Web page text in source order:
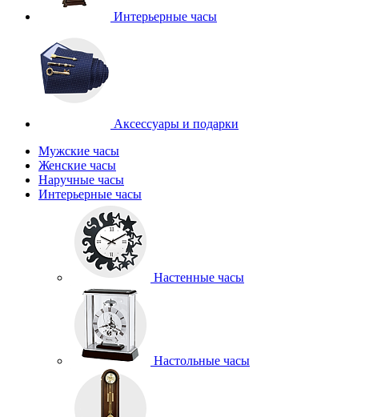
Интерьерные часы
Аксессуары и подарки
Мужские часы
Женские часы
Наручные часы
Интерьерные часы
Настенные часы
Настольные часы